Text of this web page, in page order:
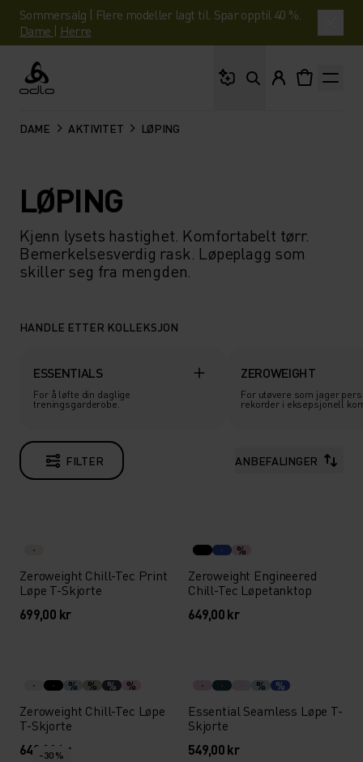
Sommersalg | Flere modeller lagt til. Spar opptil 40 %.
Dame | Herre
Odlo
DAME AKTIVITET LØPING
LØPING
Kjenn lysets hastighet. Komfortabelt tørr.
Bemerkelsesverdig rask. Løpeplagg som
skiller seg fra mengden.
HANDLE ETTER KOLLEKSJON
ESSENTIALS
For å løfte din daglige
treningsgarderobe.
ZEROWEIGHT
For utøvere som jager
rekorder i eksepsjonell
FILTER ANBEFALINGER
Zeroweight Chill-Tec Print
Løpe T-Skjorte
699,00 kr
%
Zeroweight Engineered
Chill-Tec Løpetanktop
649,00 kr
% % % %
Zeroweight Chill-Tec Løpe
T-Skjorte
649,00 kr
% %
Essential Seamless Løpe T-
Skjorte
549,00 kr
-30 %